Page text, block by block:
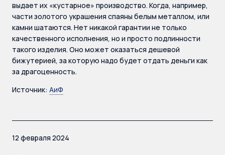
выдает их «кустарное» производство. Когда, например,
части золотого украшения спаяны белым металлом, или
камни шатаются. Нет никакой гарантии не только
качественного исполнения, но и просто подлинности
такого изделия. Оно может оказаться дешевой
бижутерией, за которую надо будет отдать деньги как
за драгоценность.
Источник: АиФ
12 февраля 2024